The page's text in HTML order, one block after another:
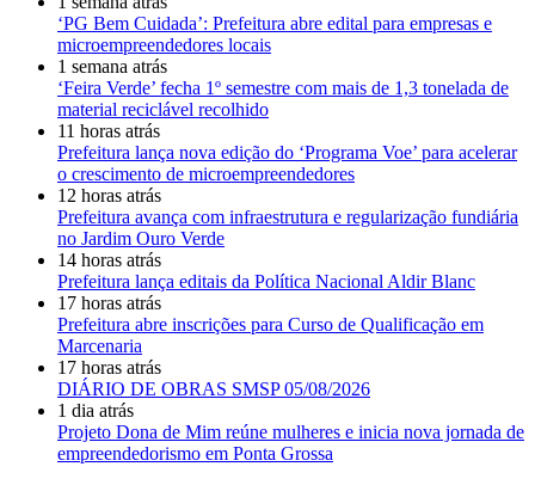
‘PG Bem Cuidada’: Prefeitura abre edital para empresas e
microempreendedores locais
1 semana atrás
‘Feira Verde’ fecha 1º semestre com mais de 1,3 tonelada de
material reciclável recolhido
11 horas atrás
Prefeitura lança nova edição do ‘Programa Voe’ para acelerar
o crescimento de microempreendedores
12 horas atrás
Prefeitura avança com infraestrutura e regularização fundiária
no Jardim Ouro Verde
14 horas atrás
Prefeitura lança editais da Política Nacional Aldir Blanc
17 horas atrás
Prefeitura abre inscrições para Curso de Qualificação em
Marcenaria
17 horas atrás
DIÁRIO DE OBRAS SMSP 05/08/2026
1 dia atrás
Projeto Dona de Mim reúne mulheres e inicia nova jornada de
empreendedorismo em Ponta Grossa